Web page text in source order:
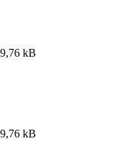
kB
kB